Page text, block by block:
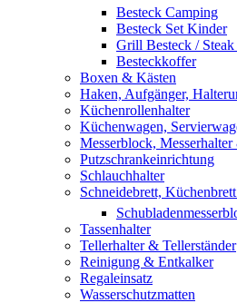
Besteck Camping
Besteck Set Kinder
Grill Besteck / Steak
Besteckkoffer
Boxen & Kästen
Haken, Aufgänger,
Küchenrollenhalter
Küchenwagen,
Messerblock,
Putzschrankeinrichtung
Schlauchhalter
Schneidebrett,
Tassenhalter
Tellerhalter & Tellerständer
Reinigung & Entkalker
Regaleinsatz
Wasserschutzmatten